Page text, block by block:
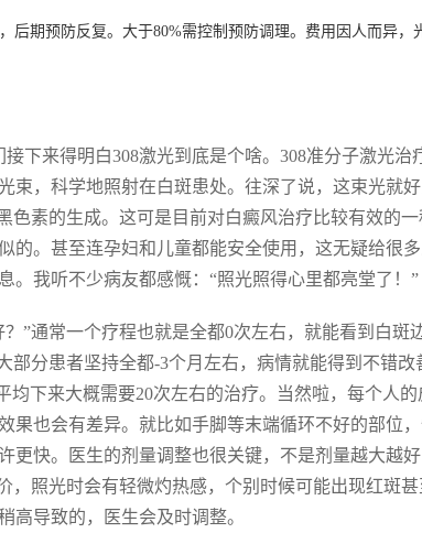
后期预防反复。大于80%需控制预防调理。费用因人而异，
下来得明白308激光到底是个啥。308准分子激光治
束，科学地照射在白斑患处。往深了说，这束光就
色素的生成。这可是目前对白癜风治疗比较有效的
的。甚至连孕妇和儿童都能安全使用，这无疑给很
。我听不少病友都感慨：“照光照得心里都亮堂了！”
”通常一个疗程也就是全都0次左右，就能看到白斑
部分患者坚持全都-3个月左右，病情就能得到不错改
均下来大概需要20次左右的治疗。当然啦，每个人
果也会有差异。就比如手脚等末端循环不好的部位
更快。医生的剂量调整也很关键，不是剂量越大越
，照光时会有轻微灼热感，个别时候可能出现红斑
高导致的，医生会及时调整。